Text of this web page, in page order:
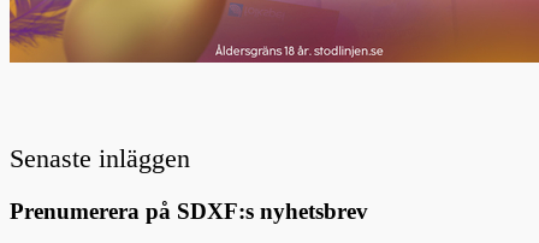
Senaste inläggen
Prenumerera på SDXF:s nyhetsbrev